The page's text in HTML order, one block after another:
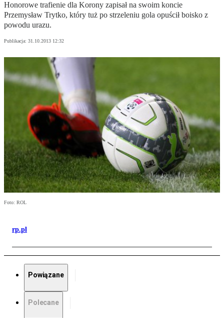
Honorowe trafienie dla Korony zapisał na swoim koncie
Przemysław Trytko, który tuż po strzeleniu gola opuścił boisko z
powodu urazu.
Publikacja: 31.10.2013 12:32
Foto: ROL
rp.pl
Powiązane
Polecane